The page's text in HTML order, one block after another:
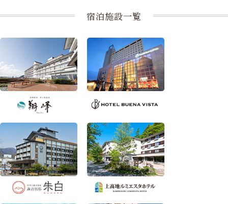
宿泊施設一覧